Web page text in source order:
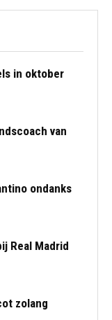
in oktober
van
ondanks
Real Madrid
zolang